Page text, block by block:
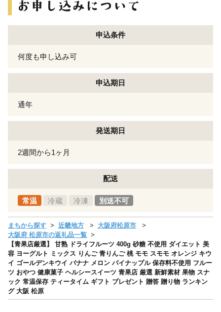
申込条件
何度も申し込み可
申込期日
通年
発送期日
2週間から1ヶ月
配送
常温 冷蔵 冷凍 別送不可
まちから探す 近畿地方
大阪府松原市
大阪府 松原市の返礼品一覧
【青果店厳選】 甘熟 ドライフルーツ 400g 砂糖 不使用 ダイエット 美
容 ヨーグルト ミックス りんご 青りんご 桃 モモ スモモ オレンジ キウ
イ ゴールデンキウイ バナナ メロン パイナップル 保存料不使用 フルー
ツ おやつ 健康菓子 ヘルシースイーツ 青果店 厳選 新鮮素材 果物 スナ
ック 常温保存 ティータイム ギフト プレゼント 贈答 贈り物 ランキン
グ 大阪 松原